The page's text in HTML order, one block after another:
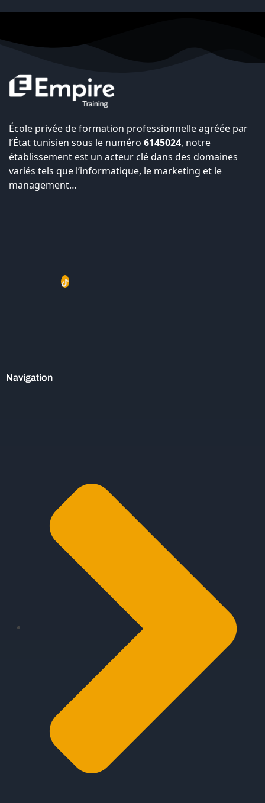
École privée de formation professionnelle agréée par
l’État tunisien sous le numéro 6145024, notre
établissement est un acteur clé dans des domaines
variés tels que l’informatique, le marketing et le
management…
Navigation